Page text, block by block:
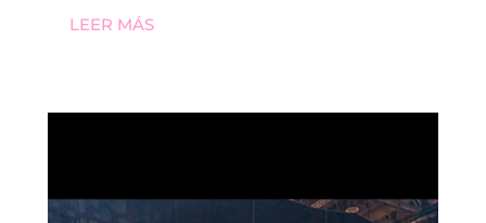
LEER MÁS